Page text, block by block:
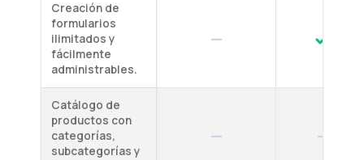
Creación de
formularios
ilimitados y
fácilmente
administrables.
—
Catálogo de
productos con
categorías,
subcategorías y
— —